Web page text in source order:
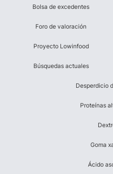
Bolsa de excedentes
Foro de valoración
Proyecto Lowinfood
Búsquedas actuales
Desperdicio
Proteínas
Goma
Ácido